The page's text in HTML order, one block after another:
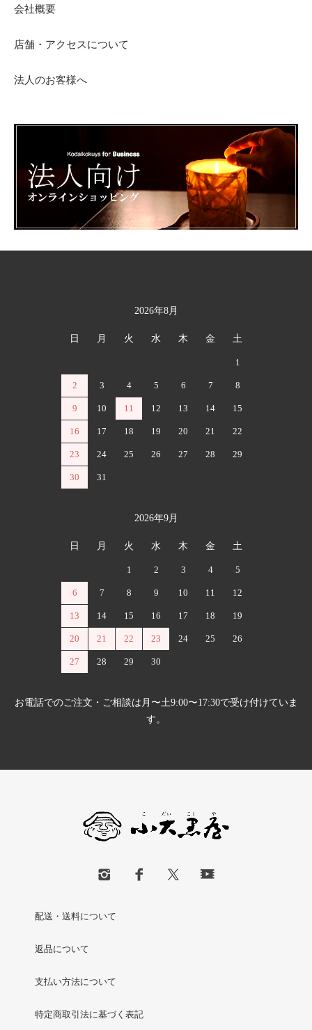
会社概要
店舗・アクセスについて
法人のお客様へ
2026年8月
日 月 火 水 木 金 土
1
2 3 4 5 6 7 8
9 10 11 12 13 14 15
16 17 18 19 20 21 22
23 24 25 26 27 28 29
30 31
2026年9月
日 月 火 水 木 金 土
1 2 3 4 5
6 7 8 9 10 11 12
13 14 15 16 17 18 19
20 21 22 23 24 25 26
27 28 29 30
お電話でのご注文・ご相談は月〜土9:00〜17:30で受け付けていま
す。
配送・送料について
返品について
支払い方法について
特定商取引法に基づく表記